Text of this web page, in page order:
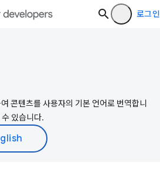
로그인
콘텐츠를 사용자의 기본 언어로 번역합니
있습니다.